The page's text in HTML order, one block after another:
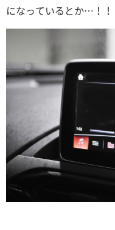
になっているとか…！！